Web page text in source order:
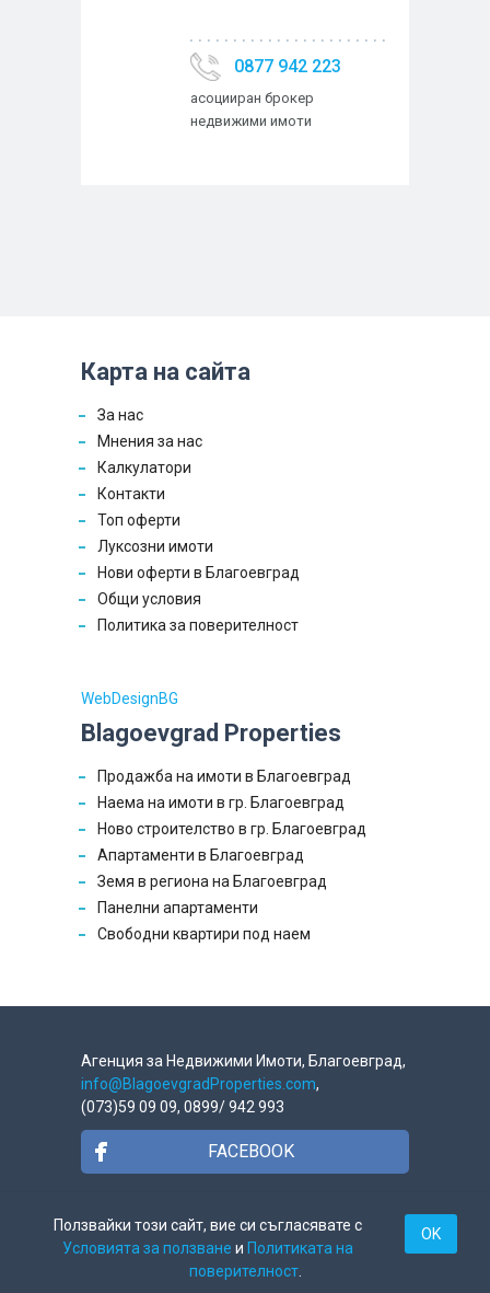
0877 942 223
асоцииран брокер
недвижими имоти
Карта на сайта
За нас
Мнения за нас
Калкулатори
Контакти
Топ оферти
Луксозни имоти
Нови оферти в Благоевград
Общи условия
Политика за поверителност
WebDesignBG
Blagoevgrad Properties
Продажба на имоти в Благоевград
Наема на имоти в гр. Благоевград
Ново строителство в гр. Благоевград
Апартаменти в Благоевград
Земя в региона на Благоевград
Панелни апартаменти
Свободни квартири под наем
Агенция за Недвижими Имоти, Благоевград,
info@BlagoevgradProperties.com,
(073)59 09 09, 0899/ 942 993
FACEBOOK
GOOGLE +
OK
Ползвайки този сайт, вие си съгласявате с
Условията за ползване и Политиката на
поверителност.